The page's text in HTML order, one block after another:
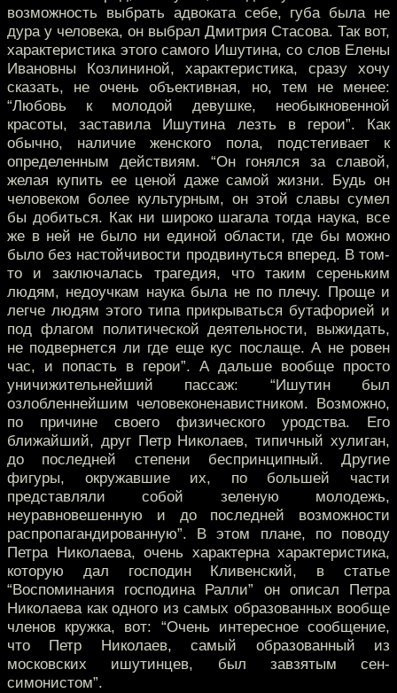
возможность выбрать адвоката себе, губа была не
дура у человека, он выбрал Дмитрия Стасова. Так вот,
характеристика этого самого Ишутина, со слов Елены
Ивановны Козлининой, характеристика, сразу хочу
сказать, не очень объективная, но, тем не менее:
“Любовь к молодой девушке, необыкновенной
красоты, заставила Ишутина лезть в герои”. Как
обычно, наличие женского пола, подстегивает к
определенным действиям. “Он гонялся за славой,
желая купить ее ценой даже самой жизни. Будь он
человеком более культурным, он этой славы сумел
бы добиться. Как ни широко шагала тогда наука, все
же в ней не было ни единой области, где бы можно
было без настойчивости продвинуться вперед. В том-
то и заключалась трагедия, что таким сереньким
людям, недоучкам наука была не по плечу. Проще и
легче людям этого типа прикрываться бутафорией и
под флагом политической деятельности, выжидать,
не подвернется ли где еще кус послаще. А не ровен
час, и попасть в герои”. А дальше вообще просто
уничижительнейший пассаж: “Ишутин был
озлобленнейшим человеконенавистником. Возможно,
по причине своего физического уродства. Его
ближайший, друг Петр Николаев, типичный хулиган,
до последней степени беспринципный. Другие
фигуры, окружавшие их, по большей части
представляли собой зеленую молодежь,
неуравновешенную и до последней возможности
распропагандированную”. В этом плане, по поводу
Петра Николаева, очень характерна характеристика,
которую дал господин Кливенский, в статье
“Воспоминания господина Ралли” он описал Петра
Николаева как одного из самых образованных вообще
членов кружка, вот: “Очень интересное сообщение,
что Петр Николаев, самый образованный из
московских ишутинцев, был завзятым сен-
симонистом”.